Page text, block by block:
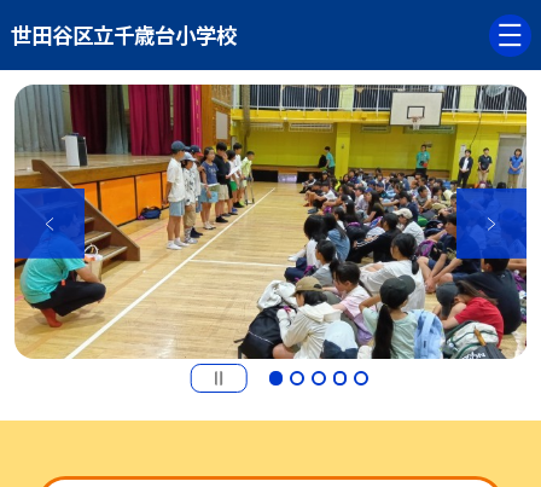
世田谷区立千歳台小学校